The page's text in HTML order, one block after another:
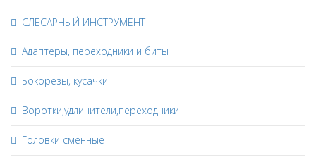
СЛЕСАРНЫЙ ИНСТРУМЕНТ
Адаптеры, переходники и биты
Бокорезы, кусачки
Воротки,удлинители,переходники
Головки сменные